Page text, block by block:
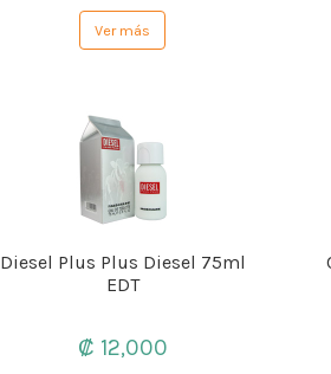
Ver más
Diesel Plus Plus Diesel 75ml
EDT
₡ 12,000